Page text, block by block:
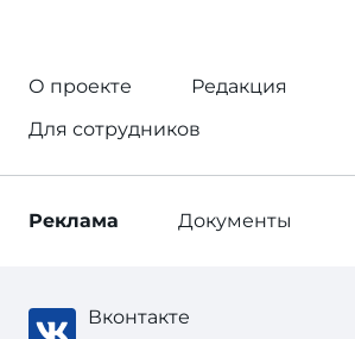
О проекте
Редакция
Для сотрудников
Реклама Документы
Вконтакте